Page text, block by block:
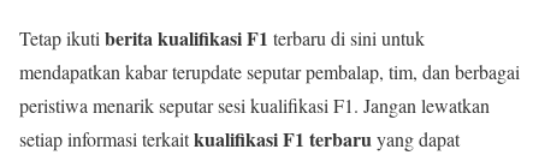
Tetap ikuti berita kualifikasi F1 terbaru di sini untuk
mendapatkan kabar terupdate seputar pembalap, tim, dan berbagai
peristiwa menarik seputar sesi kualifikasi F1. Jangan lewatkan
setiap informasi terkaitkualifikasi F1 terbaruyang dapat